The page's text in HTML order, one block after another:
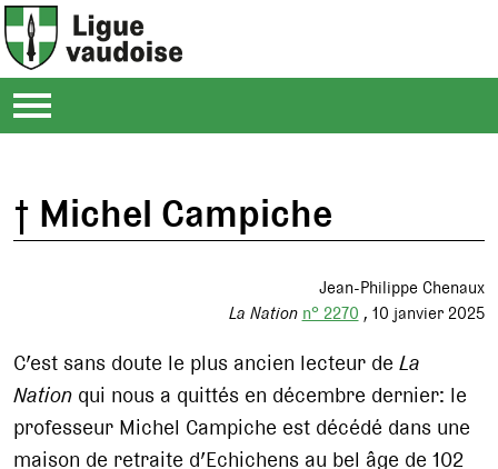
† Michel Campiche
Jean-Philippe Chenaux
La Nation n° 2270 10 janvier 2025
C’est sans doute le plus ancien lecteur deLa
Nation qui nous a quittés en décembre dernier: le
professeur Michel Campiche est décédé dans une
maison de retraite d’Echichens au bel âge de 102